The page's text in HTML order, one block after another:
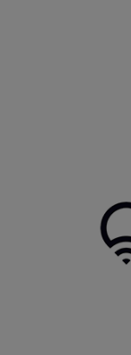
WARNSCHILDER